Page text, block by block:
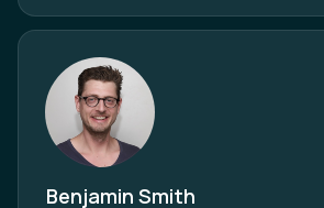
Benjamin Smith